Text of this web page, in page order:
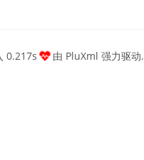
0.217s 由 PluXml 强力驱动.